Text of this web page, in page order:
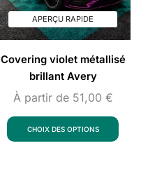
APERÇU RAPIDE
Covering violet métallisé
brillant Avery
À partir de 51,00 €
CHOIX DES OPTIONS